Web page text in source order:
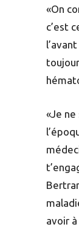
«On
c’est
«Je ne
avoir